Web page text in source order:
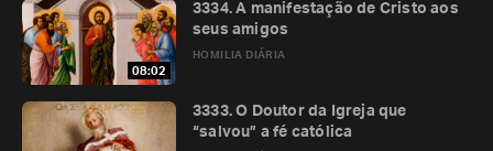
08:02
HOMILIA DIÁRIA
3334. A manifestação de Cristo aos
seus amigos
3333. O Doutor da Igreja que
“salvou” a fé católica